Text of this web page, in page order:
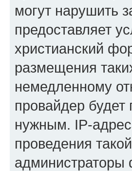
могут нарушить
предоставляет
христианский
размещения
немедленному
провайдер будет
нужным. IP-
проведения
администраторы